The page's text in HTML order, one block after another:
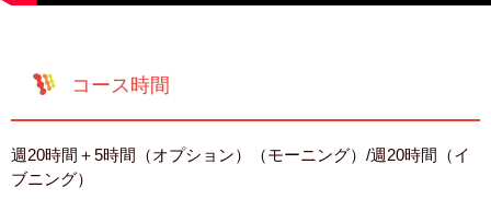
コース時間
週20時間＋5時間（オプション）（モーニング）/週20時間（イ
ブニング）